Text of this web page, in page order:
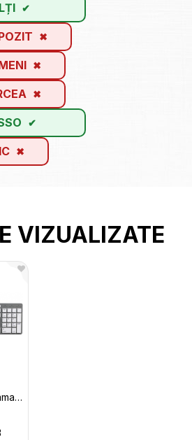
VIZUALIZATE
Keyboard Wired Hama Rossano, Rus R1050453